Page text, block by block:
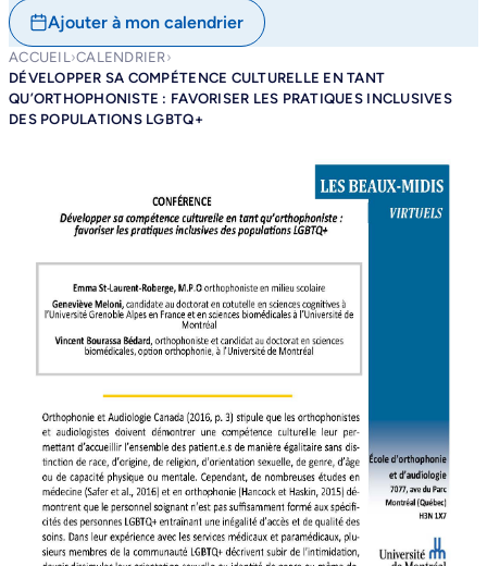
Ajouter à mon calendrier
ACCUEIL›CALENDRIER›
DÉVELOPPER SA COMPÉTENCE CULTURELLE EN TANT
QU’ORTHOPHONISTE : FAVORISER LES PRATIQUES INCLUSIVES
DES POPULATIONS LGBTQ+